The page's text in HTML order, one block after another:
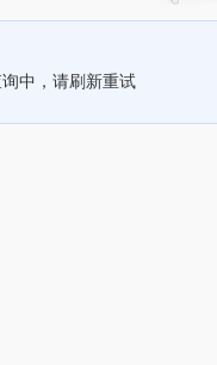
中，请刷新重试